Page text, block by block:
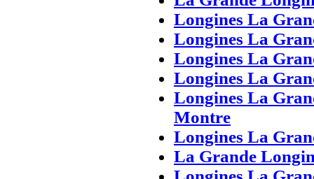
Longines La
Longines La
Longines La
Longines La
Longines La
Montre
Longines La
La Grande